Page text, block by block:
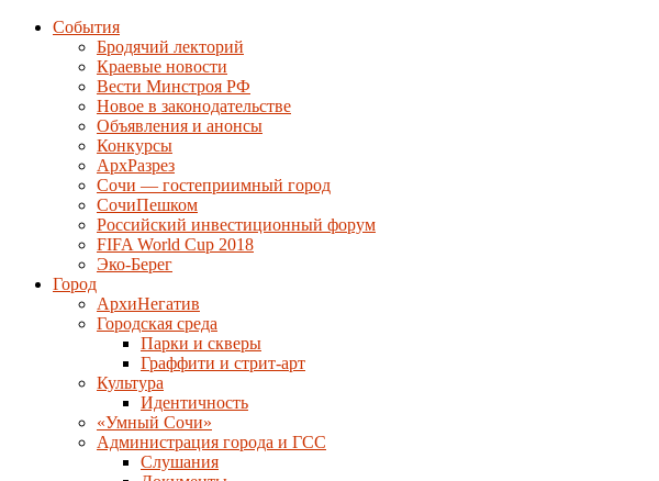
События
Бродячий лекторий
Краевые новости
Вести Минстроя РФ
Новое в законодательстве
Объявления и анонсы
Конкурсы
АрхРазрез
Сочи — гостеприимный город
СочиПешком
Российский инвестиционный форум
FIFA World Cup 2018
Эко-Берег
Город
АрхиНегатив
Городская среда
Парки и скверы
Граффити и стрит-арт
Культура
Идентичность
«Умный Сочи»
Администрация города и ГСС
Слушания